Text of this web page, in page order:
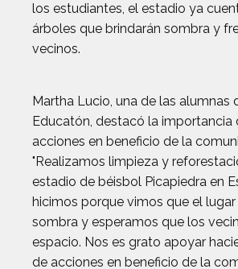
los estudiantes, el estadio ya
árboles que brindarán sombra y
vecinos.
Martha Lucio, una de las alumnas
Educatón, destacó la importancia
acciones en beneficio de la
"Realizamos limpieza y
estadio de béisbol Picapiedra en
hicimos porque vimos que el
sombra y esperamos que los
espacio. Nos es grato apoyar
de acciones en beneficio de la